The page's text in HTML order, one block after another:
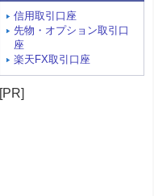
信用取引口座
先物・オプション取引口
座
楽天FX取引口座
[PR]